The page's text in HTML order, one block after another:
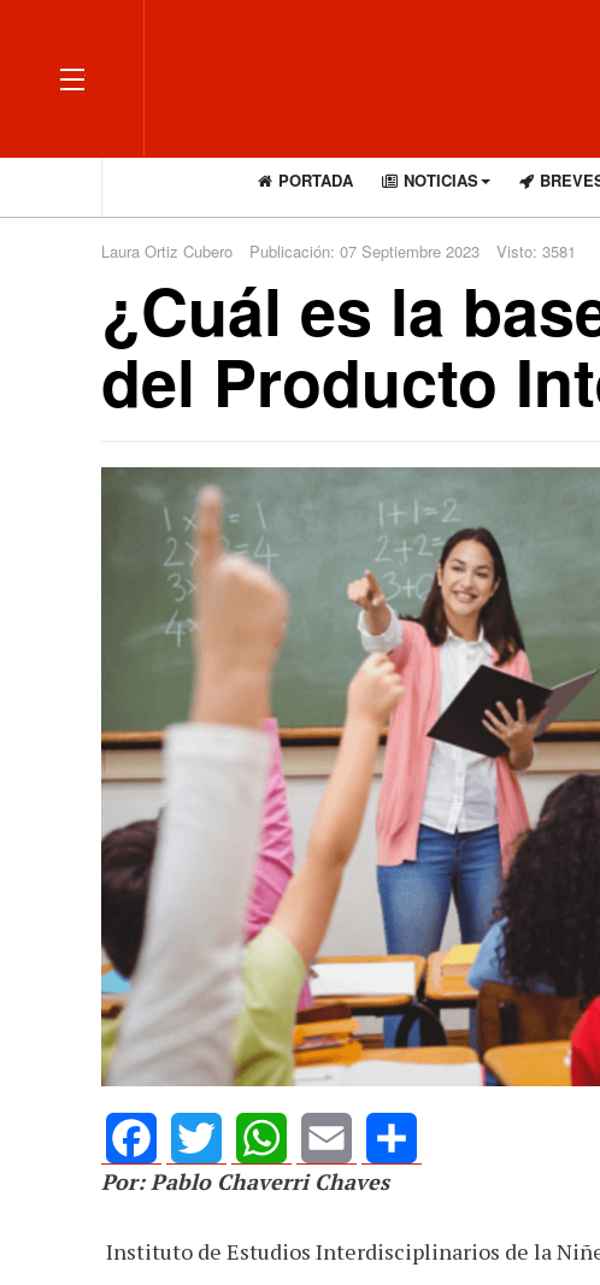
OFF CANVAS
PORTADA NOTICIAS
Laura Ortiz Cubero Publicación: 07 Septiembre 2023 Visto: 3581
¿Cuál es la
del Producto
FacebookTwitterWhatsApp
Email Share
Por: Pablo Chaverri Chaves
Instituto de Estudios Interdisciplinarios de la
AGOSTO 05, 2026
Consejo Universitario
defender la